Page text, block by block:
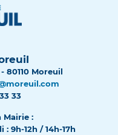
80110 Moreuil
33
Mairie :
9h-12h / 14h-17h